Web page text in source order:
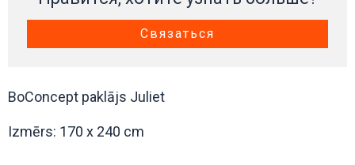
Связаться
BoConcept paklājs Juliet
Izmērs: 170 x 240 cm